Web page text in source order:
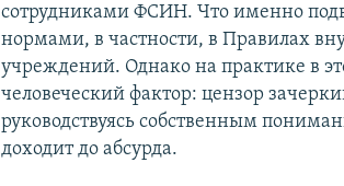
сотрудниками ФСИН. Что именно
нормами, в частности, в Правилах
учреждений. Однако на практике в
человеческий фактор: цензор
руководствуясь собственным
доходит до абсурда.